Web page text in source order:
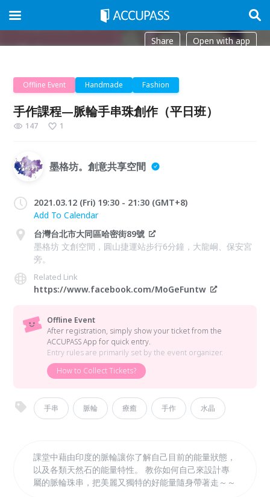
Share Open with app
Offline Event Handmade Fashion
手作課程—脈輪手串珠創作（平日班）
147 1
墨格坊。創意共享空間
2021.03.12 (Fri) 19:30 - 21:30 (GMT+8)
Add To Calendar
台灣台北市大同區哈密街89號
墨格坊 文創空間，圓山捷運站步行6分鐘，大龍峒、保安宮
旁。
Related Link
https://www.facebook.com/MoGeFuntw
Offline Event
After registration, simply show your ticket from the
ACCUPASS App for quick entry.
Entry rules are primarily set by the event organizer.
How to Collect Tickets?
手串 脈輪 療癒 手作 水晶
課堂中藉由印度的脈輪讓你了解自己目前的能量狀態，
以及各類天然石的能量特性。 教你如何自己來設計專
屬的脈輪珠串，把美麗又獨特的好能量隨身帶著走～～